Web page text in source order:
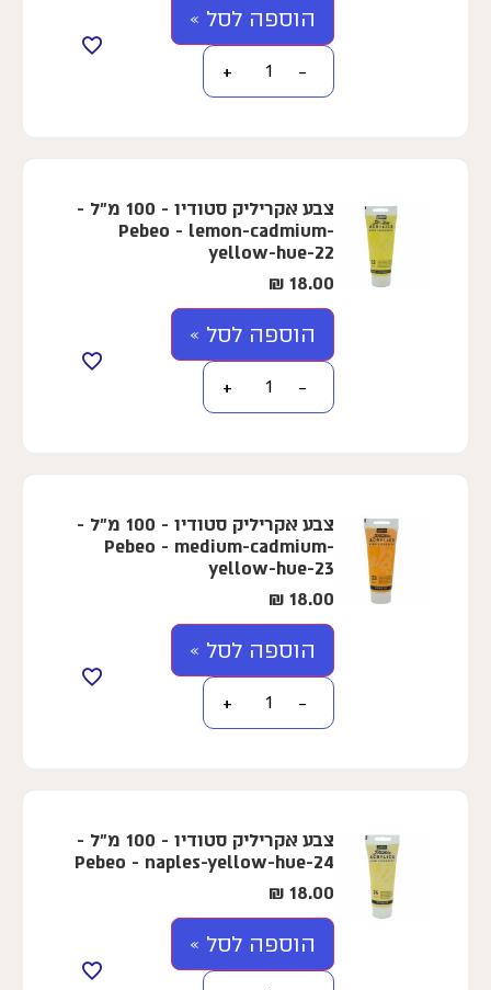
הוספה לסל »
−
+
צבע אקריליק סטודיו - 100 מ"ל -
Pebeo - lemon-cadmium-
yellow-hue-22
18.00
₪
הוספה לסל »
−
+
צבע אקריליק סטודיו - 100 מ"ל -
Pebeo - medium-cadmium-
yellow-hue-23
18.00
₪
הוספה לסל »
−
+
צבע אקריליק סטודיו - 100 מ"ל -
Pebeo - naples-yellow-hue-24
18.00
₪
הוספה לסל »